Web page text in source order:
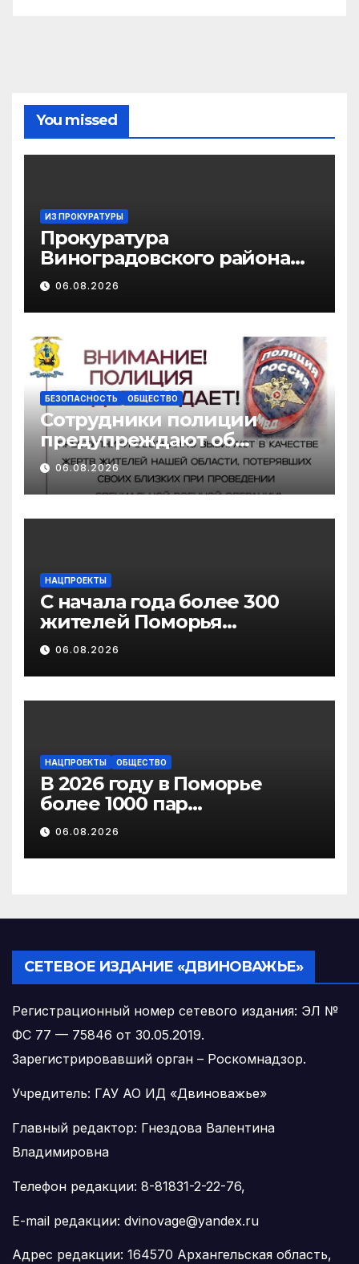
You missed
ИЗ ПРОКУРАТУРЫ
Прокуратура
Виноградовского района
информирует об
изменениях
законодательства в сфере
государственной
поддержки
педагогических
работников
06.08.2026
БЕЗОПАСНОСТЬ ОБЩЕСТВО
Сотрудники полиции
предупреждают об
участившихся случаях
мошенничества в
отношении родственников
участников СВО
06.08.2026
НАЦПРОЕКТЫ
С начала года более 300
жителей Поморья
получили выплату на
газификацию
06.08.2026
НАЦПРОЕКТЫ ОБЩЕСТВО
В 2026 году в Поморье
более 1000 пар
новобрачных получили
«Сертификат
молодоженов»
06.08.2026
СЕТЕВОЕ ИЗДАНИЕ «ДВИНОВАЖЬЕ»
Регистрационный номер сетевого издания: ЭЛ №
ФС 77 — 75846 от 30.05.2019.
Зарегистрировавший орган – Роскомнадзор.
Учредитель: ГАУ АО ИД «Двиноважье»
Главный редактор: Гнездова Валентина
Владимировна
Телефон редакции: 8-81831-2-22-76,
E-mail редакции: dvinovage@yandex.ru
Адрес редакции: 164570 Архангельская область,